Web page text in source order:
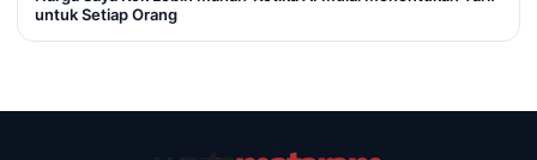
untuk Setiap Orang